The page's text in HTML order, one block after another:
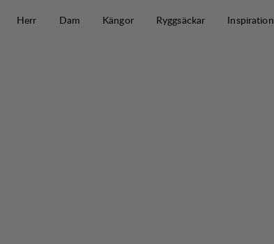
Herr
Dam Kängor Ryggsäckar Inspiration